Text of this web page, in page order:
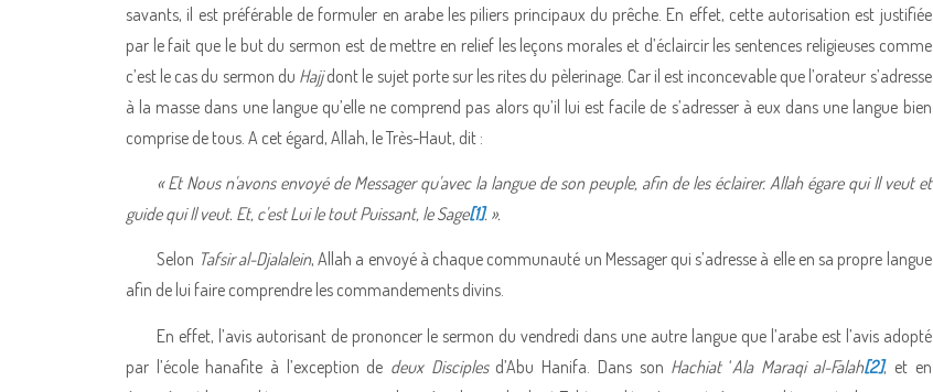
savants, il est préférable de formuler en arabe les piliers principaux du prêche. En effet, cette autorisation est justifiée
par le fait que le but du sermon est de mettre en relief les leçons morales et d’éclaircir les sentences religieuses comme
c’est le cas du sermon du Hajjdont le sujet porte sur les rites du pèlerinage. Car il est inconcevable que l’orateur s’adresse
à la masse dans une langue qu’elle ne comprend pas alors qu’il lui est facile de s’adresser à eux dans une langue bien
comprise de tous. A cet égard, Allah, le Très-Haut, dit :
« Et Nous n'avons envoyé de Messager qu'avec la langue de son peuple, afin de les éclairer. Allah égare qui Il veut et
guide qui Il veut. Et, c'est Lui le tout Puissant, le Sage[1]. ».
Selon Tafsir al-Djalalein, Allah a envoyé à chaque communauté un Messager qui s’adresse à elle en sa propre langue
afin de lui faire comprendre les commandements divins.
En effet, l’avis autorisant de prononcer le sermon du vendredi dans une autre langue que l’arabe est l’avis adopté
par l’école hanafite à l’exception de deux Disciplesd’Abu Hanifa. Dans son Hachiat‘Ala Maraqi al-Falah[2], et en